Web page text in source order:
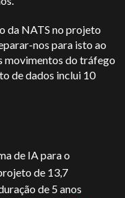
da NATS no projeto
nos para isto ao
movimentos do tráfego
de dados inclui 10
de IA para o
de 13,7
de 5 anos